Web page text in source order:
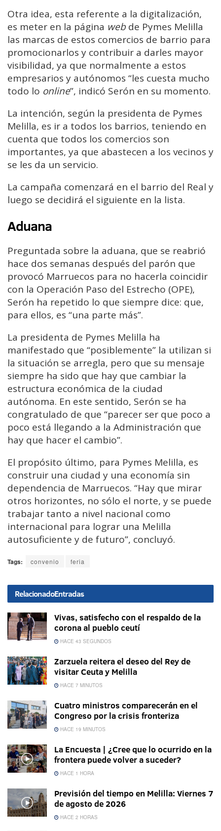
Otra idea, esta referente a la digitalización,
es meter en la página web de Pymes Melilla
las marcas de estos comercios de barrio para
promocionarlos y contribuir a darles mayor
visibilidad, ya que normalmente a estos
empresarios y autónomos “les cuesta mucho
todo lo online”, indicó Serón en su momento.
La intención, según la presidenta de Pymes
Melilla, es ir a todos los barrios, teniendo en
cuenta que todos los comercios son
importantes, ya que abastecen a los vecinos y
se les da un servicio.
La campaña comenzará en el barrio del Real y
luego se decidirá el siguiente en la lista.
Aduana
Preguntada sobre la aduana, que se reabrió
hace dos semanas después del parón que
provocó Marruecos para no hacerla coincidir
con la Operación Paso del Estrecho (OPE),
Serón ha repetido lo que siempre dice: que,
para ellos, es “una parte más”.
La presidenta de Pymes Melilla ha
manifestado que “posiblemente” la utilizan si
la situación se arregla, pero que su mensaje
siempre ha sido que hay que cambiar la
estructura económica de la ciudad
autónoma. En este sentido, Serón se ha
congratulado de que “parecer ser que poco a
poco está llegando a la Administración que
hay que hacer el cambio”.
El propósito último, para Pymes Melilla, es
construir una ciudad y una economía sin
dependencia de Marruecos. “Hay que mirar
otros horizontes, no sólo el norte, y se puede
trabajar tanto a nivel nacional como
internacional para lograr una Melilla
autosuficiente y de futuro”, concluyó.
Tags: convenio feria
RelacionadoEntradas
Vivas, satisfecho con el respaldo de la
corona al pueblo ceutí
HACE 43 SEGUNDOS
Zarzuela reitera el deseo del Rey de
visitar Ceuta y Melilla
HACE 7 MINUTOS
Cuatro ministros comparecerán en el
Congreso por la crisis fronteriza
HACE 19 MINUTOS
La Encuesta | ¿Cree que lo ocurrido en la
frontera puede volver a suceder?
HACE 1 HORA
Previsión del tiempo en Melilla: Viernes 7
de agosto de 2026
HACE 2 HORAS